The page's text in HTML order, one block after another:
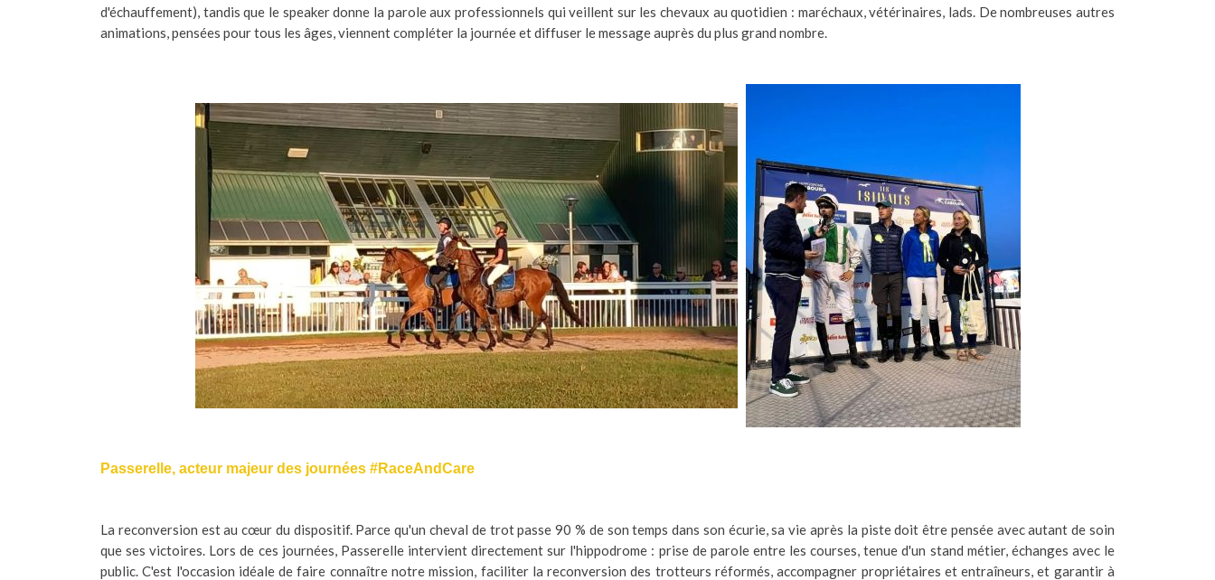
d'échauffement), tandis que le speaker donne la parole aux professionnels qui veillent sur les chevaux au quotidien : maréchaux, vétérinaires, lads. De nombreuses autres
animations, pensées pour tous les âges, viennent compléter la journée et diffuser le message auprès du plus grand nombre.
Passerelle, acteur majeur des journées #RaceAndCare
La reconversion est au cœur du dispositif. Parce qu'un cheval de trot passe 90 % de son temps dans son écurie, sa vie après la piste doit être pensée avec autant de soin
que ses victoires. Lors de ces journées, Passerelle intervient directement sur l'hippodrome : prise de parole entre les courses, tenue d'un stand métier, échanges avec le
public. C'est l'occasion idéale de faire connaître notre mission, faciliter la reconversion des trotteurs réformés, accompagner propriétaires et entraîneurs, et garantir à